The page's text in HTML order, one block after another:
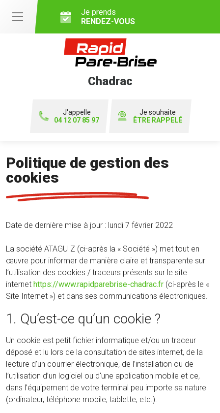
Je prends
RENDEZ-VOUS
Chadrac
J'appelle
04 12 07 85 97
Je souhaite
ÊTRE RAPPELÉ
Politique de gestion des
cookies
Date de dernière mise à jour : lundi 7 février 2022
La société ATAGUIZ (ci-après la « Société ») met tout en
œuvre pour informer de manière claire et transparente sur
l’utilisation des cookies / traceurs présents sur le site
internet https://www.rapidparebrise-chadrac.fr (ci-après le «
Site Internet ») et dans ses communications électroniques.
1. Qu’est-ce qu’un cookie ?
Un cookie est petit fichier informatique et/ou un traceur
déposé et lu lors de la consultation de sites internet, de la
lecture d’un courrier électronique, de l’installation ou de
l’utilisation d’un logiciel ou d'une application mobile et ce,
dans l’équipement de votre terminal peu importe sa nature
(ordinateur, téléphone mobile, tablette, etc.).